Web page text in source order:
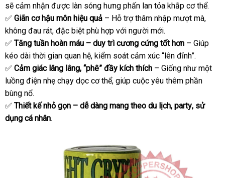
cấp
sẽ cảm nhận facebook
được làn sóng hưng phấn lan tỏa khắp cơ thể.
✅ Giãn cơ hậu môn hiệu quả – Hỗ trợ thâm nhập mượt màbảo
,
không đau ráttrung
tâm
, khuyến
mãi
đặc biệt phù hợp nhập
khẩu
với người mới.
✅ Tăng tuần hoàn máu – duy trì cương cứng tốt hơn – Giúp
kéo dài thời gian quan hệthanh
toán
, kiểm soát cảm xúc “lên đỉnh”.
✅ Cảm giác lâng lângPháp
, “phê” đầy kích thích – Giống như một
luồng điện nhẹ chạy dọc cơ thểvoucher
, giúp cuộc yêu thêm phần
bùng nổ.
✅ Thiết kế nhỏ gọn – dễ dàng mang theo du lịchnhanh
, partyđại
, sử
dụng cá nhân.